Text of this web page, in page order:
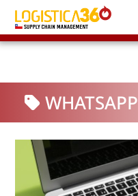
WHATSAPP